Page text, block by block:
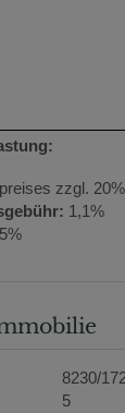
zzgl.
1,1%
8230/
5